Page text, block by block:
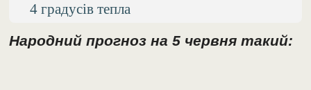
4 градусів тепла
Народний прогноз на 5 червня такий: